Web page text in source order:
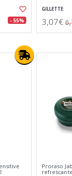
- 55%
GILLETTE
3,07€
Proraso